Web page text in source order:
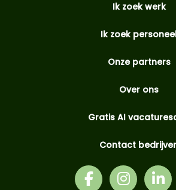
Ik zoek werk
Ik zoek
Onze partners
Over ons
Gratis AI
Contact